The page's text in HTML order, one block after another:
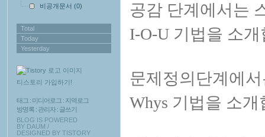
비공개문서 (0)
Total
Today
Yesterday
티스토리 가입하기!
태그 : 미디어로그 : 지역로그
방명록 : 관리자: 글쓰기
BLOG IS POWERED
BY DAUM /
DESIGNED BY TISTORY
공감 단계에서는
I-O-U 기법을 소
문제정의단계에
Whys 기법을 소개